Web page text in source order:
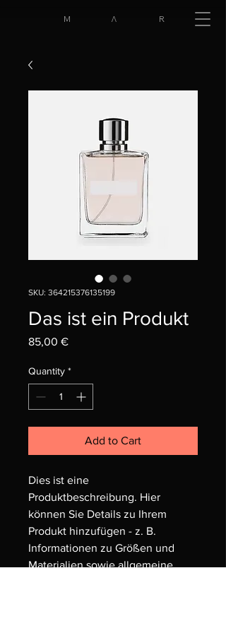
M Λ R
SKU: 364215376135199
Das ist ein Produkt
85,00 €Price
Quantity *
Add to Cart
Dies ist eine
Produktbeschreibung. Hier
können Sie Details zu Ihrem
Produkt hinzufügen - z. B.
Informationen zu Größen und
Materialien sowie allgemeine